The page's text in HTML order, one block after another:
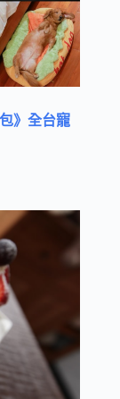
》全台寵